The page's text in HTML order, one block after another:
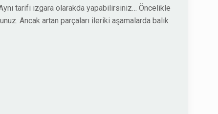
tarifi ızgara olarakda yapabilirsiniz… Öncelikle
Ancak artan parçaları ileriki aşamalarda balık